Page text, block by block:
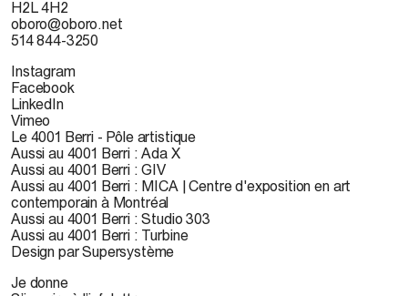
H2L 4H2
oboro@oboro.net
514 844-3250
Instagram
Facebook
LinkedIn
Vimeo
Le 4001 Berri - Pôle artistique
Aussi au 4001 Berri : Ada X
Aussi au 4001 Berri : GIV
Aussi au 4001 Berri : MICA | Centre d'exposition en art
contemporain à Montréal
Aussi au 4001 Berri : Studio 303
Aussi au 4001 Berri : Turbine
Design par Supersystème
Je donne